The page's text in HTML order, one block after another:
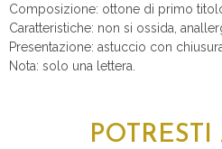
Composizione: ottone di primo
Caratteristiche: non si ossida,
Presentazione: astuccio con
Nota: solo una lettera.